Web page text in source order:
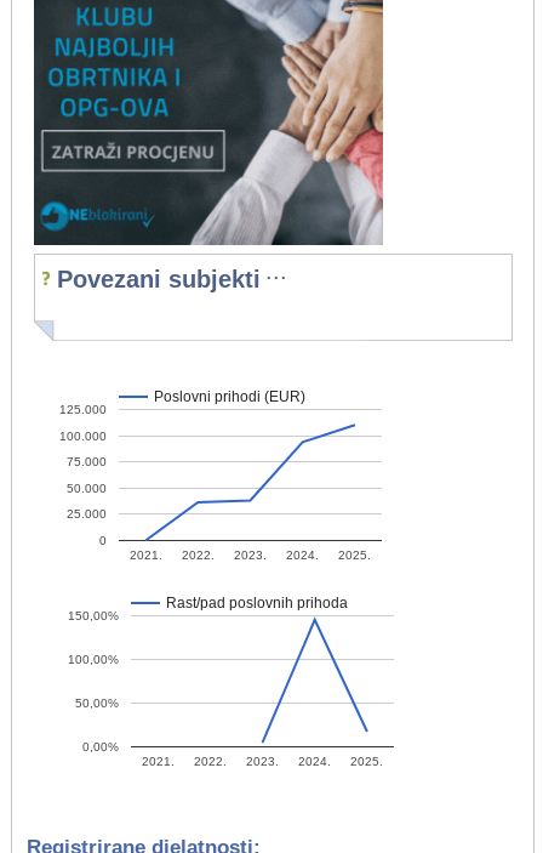
Povezani subjekti ...
Poslovni prihodi (EUR)
2021. 2022. 2023. 2024. 2025.
0
25.000
50.000
75.000
100.000
125.000
Rast/pad poslovnih prihoda
2021. 2022. 2023. 2024. 2025.
0,00%
50,00%
100,00%
150,00%
Registrirane djelatnosti: